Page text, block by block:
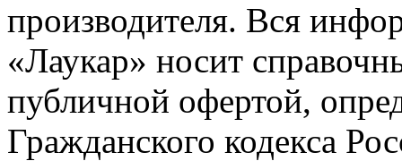
производителя. Вся
«Лаукар» носит
публичной офертой,
Гражданского кодекса